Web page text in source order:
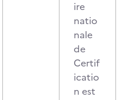
ire
natio
nale
de
Certif
icatio
n est